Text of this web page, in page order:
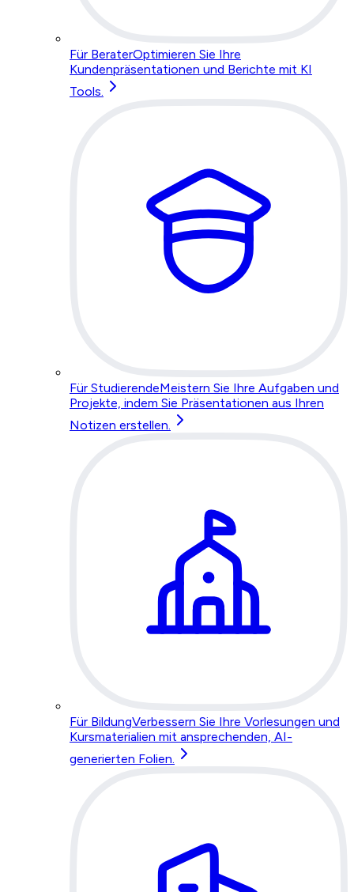
Für BeraterOptimieren Sie Ihre
Kundenpräsentationen und Berichte mit KI
Tools.
Für StudierendeMeistern Sie Ihre Aufgaben und
Projekte, indem Sie Präsentationen aus Ihren
Notizen erstellen.
Für BildungVerbessern Sie Ihre Vorlesungen und
Kursmaterialien mit ansprechenden, AI-
generierten Folien.